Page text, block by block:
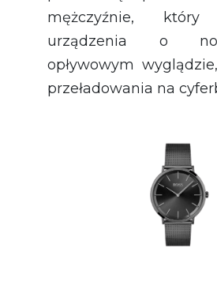
mężczyźnie, który
urządzenia o
opływowym
przeładowania na